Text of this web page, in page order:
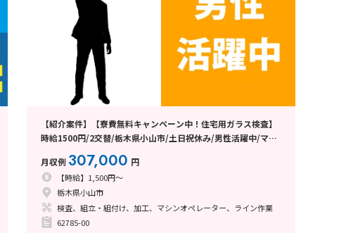
【紹介案件】【寮費無料キャンペーン中！住宅用ガラス検査】
時給1500円/2交替/栃木県小山市/土日祝休み/男性活躍中/マイ
レシイ♪
月収例 307,000 円
【時給】1,500円～
栃木県小山市
検査、組立・組付け、加工、マシンオペレーター、ライン作業
62785-00